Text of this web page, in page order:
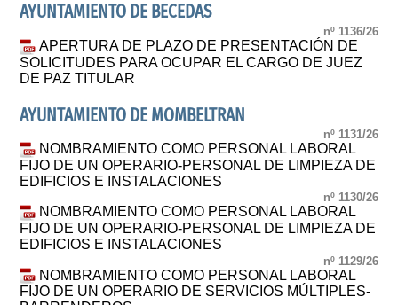
AYUNTAMIENTO DE BECEDAS
nº 1136/26
APERTURA DE PLAZO DE PRESENTACIÓN DE
SOLICITUDES PARA OCUPAR EL CARGO DE JUEZ
DE PAZ TITULAR
AYUNTAMIENTO DE MOMBELTRAN
nº 1131/26
NOMBRAMIENTO COMO PERSONAL LABORAL
FIJO DE UN OPERARIO-PERSONAL DE LIMPIEZA DE
EDIFICIOS E INSTALACIONES
nº 1130/26
NOMBRAMIENTO COMO PERSONAL LABORAL
FIJO DE UN OPERARIO-PERSONAL DE LIMPIEZA DE
EDIFICIOS E INSTALACIONES
nº 1129/26
NOMBRAMIENTO COMO PERSONAL LABORAL
FIJO DE UN OPERARIO DE SERVICIOS MÚLTIPLES-